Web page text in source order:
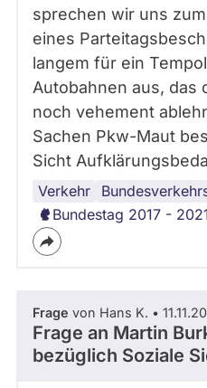
sprechen wir uns
eines
langem für ein
Autobahnen aus, das
noch vehement
Sachen Pkw-Maut
Sicht
Verkehr
Bundestag
Koalition
Bundesregierung
Bundestag 2017 -
Frage von Hans K. •
Frage an Martin
bezüglich Soziale